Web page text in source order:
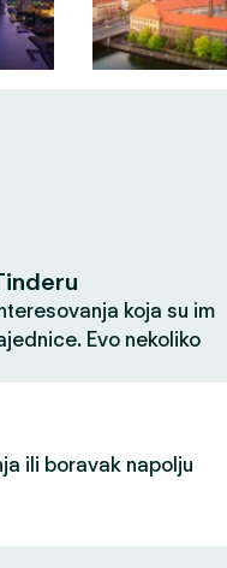
koja su im
Evo nekoliko
ili boravak napolju